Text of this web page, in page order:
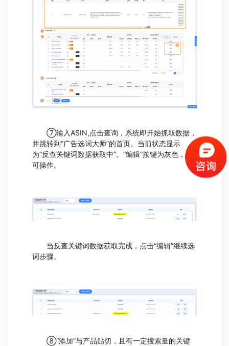
⑦输入ASIN,点击查询，系统即开始抓取数据，
并跳转到“广告选词大师”的首页。当前状态显示
为“反查关键词数据获取中”。“编辑”按键为灰色，不
可操作。
当反查关键词数据获取完成，点击“编辑”继续选
词步骤。
⑧“添加”与产品贴切，且有一定搜索量的关键